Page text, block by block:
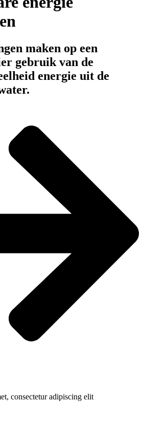
maken op een
gebruik van de
energie uit de
consectetur adipiscing elit